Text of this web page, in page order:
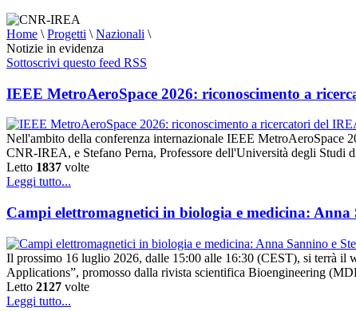
Home \ Progetti \ Nazionali \
Notizie in evidenza
Sottoscrivi questo feed RSS
IEEE MetroAeroSpace 2026: riconoscimento a
Nell'ambito della conferenza internazionale IEEE MetroAeroSpace
CNR-IREA, e Stefano Perna, Professore dell'Università degli Studi
Letto 1837 volte
Leggi tutto...
Campi elettromagnetici in biologia e medicina:
Il prossimo 16 luglio 2026, dalle 15:00 alle 16:30 (CEST), si terrà il
Applications”, promosso dalla rivista scientifica Bioengineering
Letto 2127 volte
Leggi tutto...